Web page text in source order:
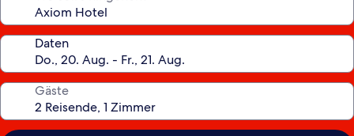
Daten
Gäste